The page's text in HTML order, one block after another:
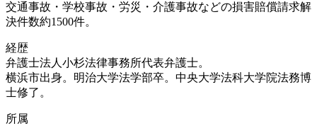
交通事故・学校事故・労災・介護事故などの損害賠償請求解
決件数約1500件。
経歴
弁護士法人小杉法律事務所代表弁護士。
横浜市出身。明治大学法学部卒。中央大学法科大学院法務博
士修了。
所属